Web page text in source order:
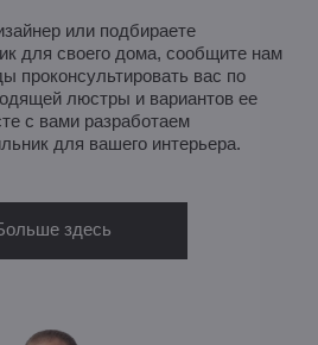
или подбираете
для своего дома, сообщите нам
проконсультировать вас по
люстры и вариантов ее
с вами разработаем
для вашего интерьера.
здесь